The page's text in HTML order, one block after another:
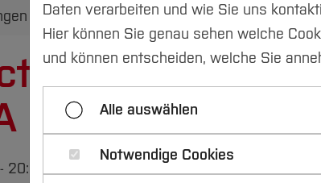
Winter
BILBAO
20:00 Uhr Architektur (FB A)
Daten verarbeiten und wie Sie uns
Hier können Sie genau sehen welche
und können entscheiden, welche Sie
Alle auswählen
Notwendige Cookies